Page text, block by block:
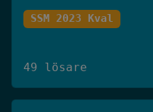
SSM 2023 Kval
49 lösare